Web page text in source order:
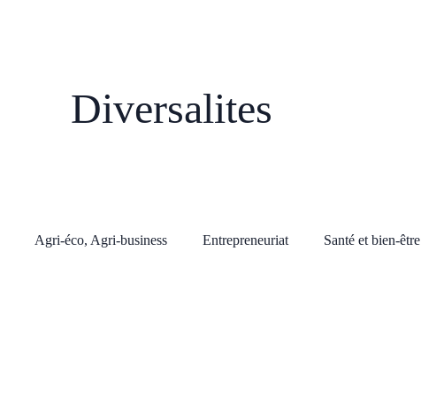
Diversalites
Agri-éco, Agri-business Entrepreneuriat Santé et bien-être